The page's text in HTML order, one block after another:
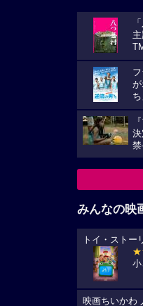
ち
みんなの映
トイ・ストー
映画ちいかわ